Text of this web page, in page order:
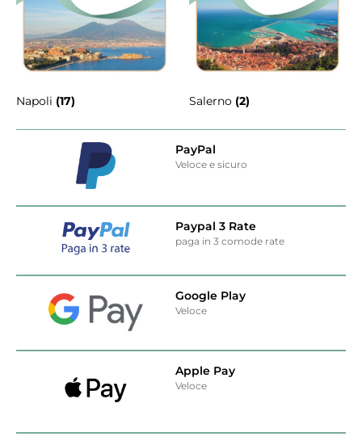
Napoli (17) Salerno (2)
PayPal
Veloce e sicuro
Paypal 3 Rate
paga in 3 comode rate
Google Play
Veloce
Apple Pay
Veloce